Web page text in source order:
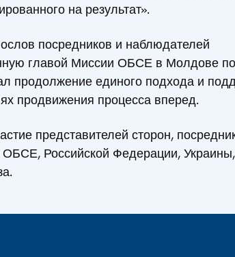
на результат».
посредников и наблюдателей
главой Миссии ОБСЕ в Молдове
продолжение единого подхода и
продвижения процесса вперед.
представителей сторон,
Российской Федерации, Украины,